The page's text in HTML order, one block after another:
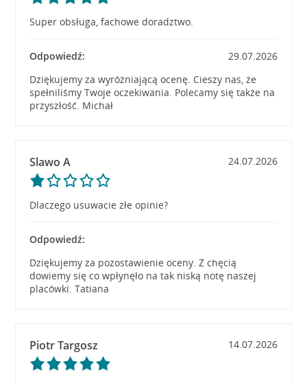
Super obsługa, fachowe doradztwo.
Odpowiedź:
29.07.2026
Dziękujemy za wyróżniającą ocenę. Cieszy nas, że
spełniliśmy Twoje oczekiwania. Polecamy się także na
przyszłość. Michał
Slawo A 24.07.2026
Dlaczego usuwacie złe opinie?
Odpowiedź:
Dziękujemy za pozostawienie oceny. Z chęcią
dowiemy się co wpłynęło na tak niską notę naszej
placówki. Tatiana
Piotr Targosz 14.07.2026